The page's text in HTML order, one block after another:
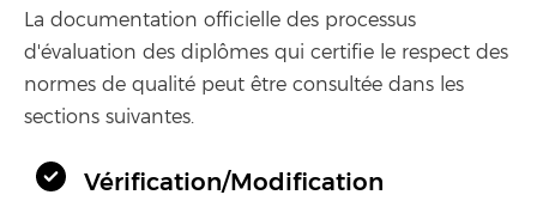
La documentation officielle des processus
d'évaluation des diplômes qui certifie le respect des
normes de qualité peut être consultée dans les
sections suivantes.
Vérification/Modification